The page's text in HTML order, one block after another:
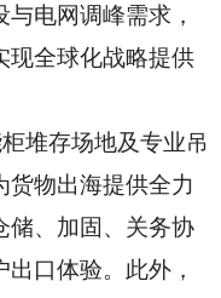
电网调峰需求，
现全球化战略提供
堆存场地及专业吊
货物出海提供全力
储、加固、关务协
口体验。此外，